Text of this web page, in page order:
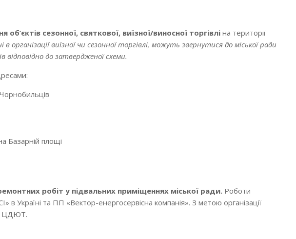
сезонної, святкової, виїзної/виносної торгівліна території
в організації виїзної чи сезонної торгівлі, можуть звернутися до міської ради
відповідно до затвердженої схеми.
Базарній площі
робіт у підвальних приміщеннях міської ради. Роботи
в Україні та ПП «Вектор-енергосервісна компанія». З метою організації
ЦДЮТ.